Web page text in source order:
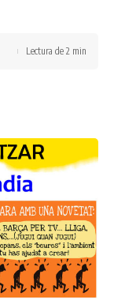
Lectura de 2 min